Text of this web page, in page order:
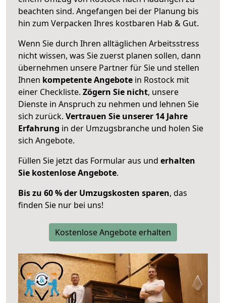
beachten sind. Angefangen bei der Planung bis
hin zum Verpacken Ihres kostbaren Hab & Gut.
Wenn Sie durch Ihren alltäglichen Arbeitsstress
nicht wissen, was Sie zuerst planen sollen, dann
übernehmen unsere Partner für Sie und stellen
Ihnen kompetente Angebote in Rostock mit
einer Checkliste. Zögern Sie nicht, unsere
Dienste in Anspruch zu nehmen und lehnen Sie
sich zurück. Vertrauen Sie unserer 14 Jahre
Erfahrung in der Umzugsbranche und holen Sie
sich Angebote.
Füllen Sie jetzt das Formular aus und erhalten
Sie kostenlose Angebote.
Bis zu 60 % der Umzugskosten sparen, das
finden Sie nur bei uns!
Kostenlose Angebote erhalten